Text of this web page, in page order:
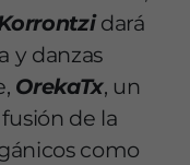
dará
y danzas
OrekaTx, un
de la
como